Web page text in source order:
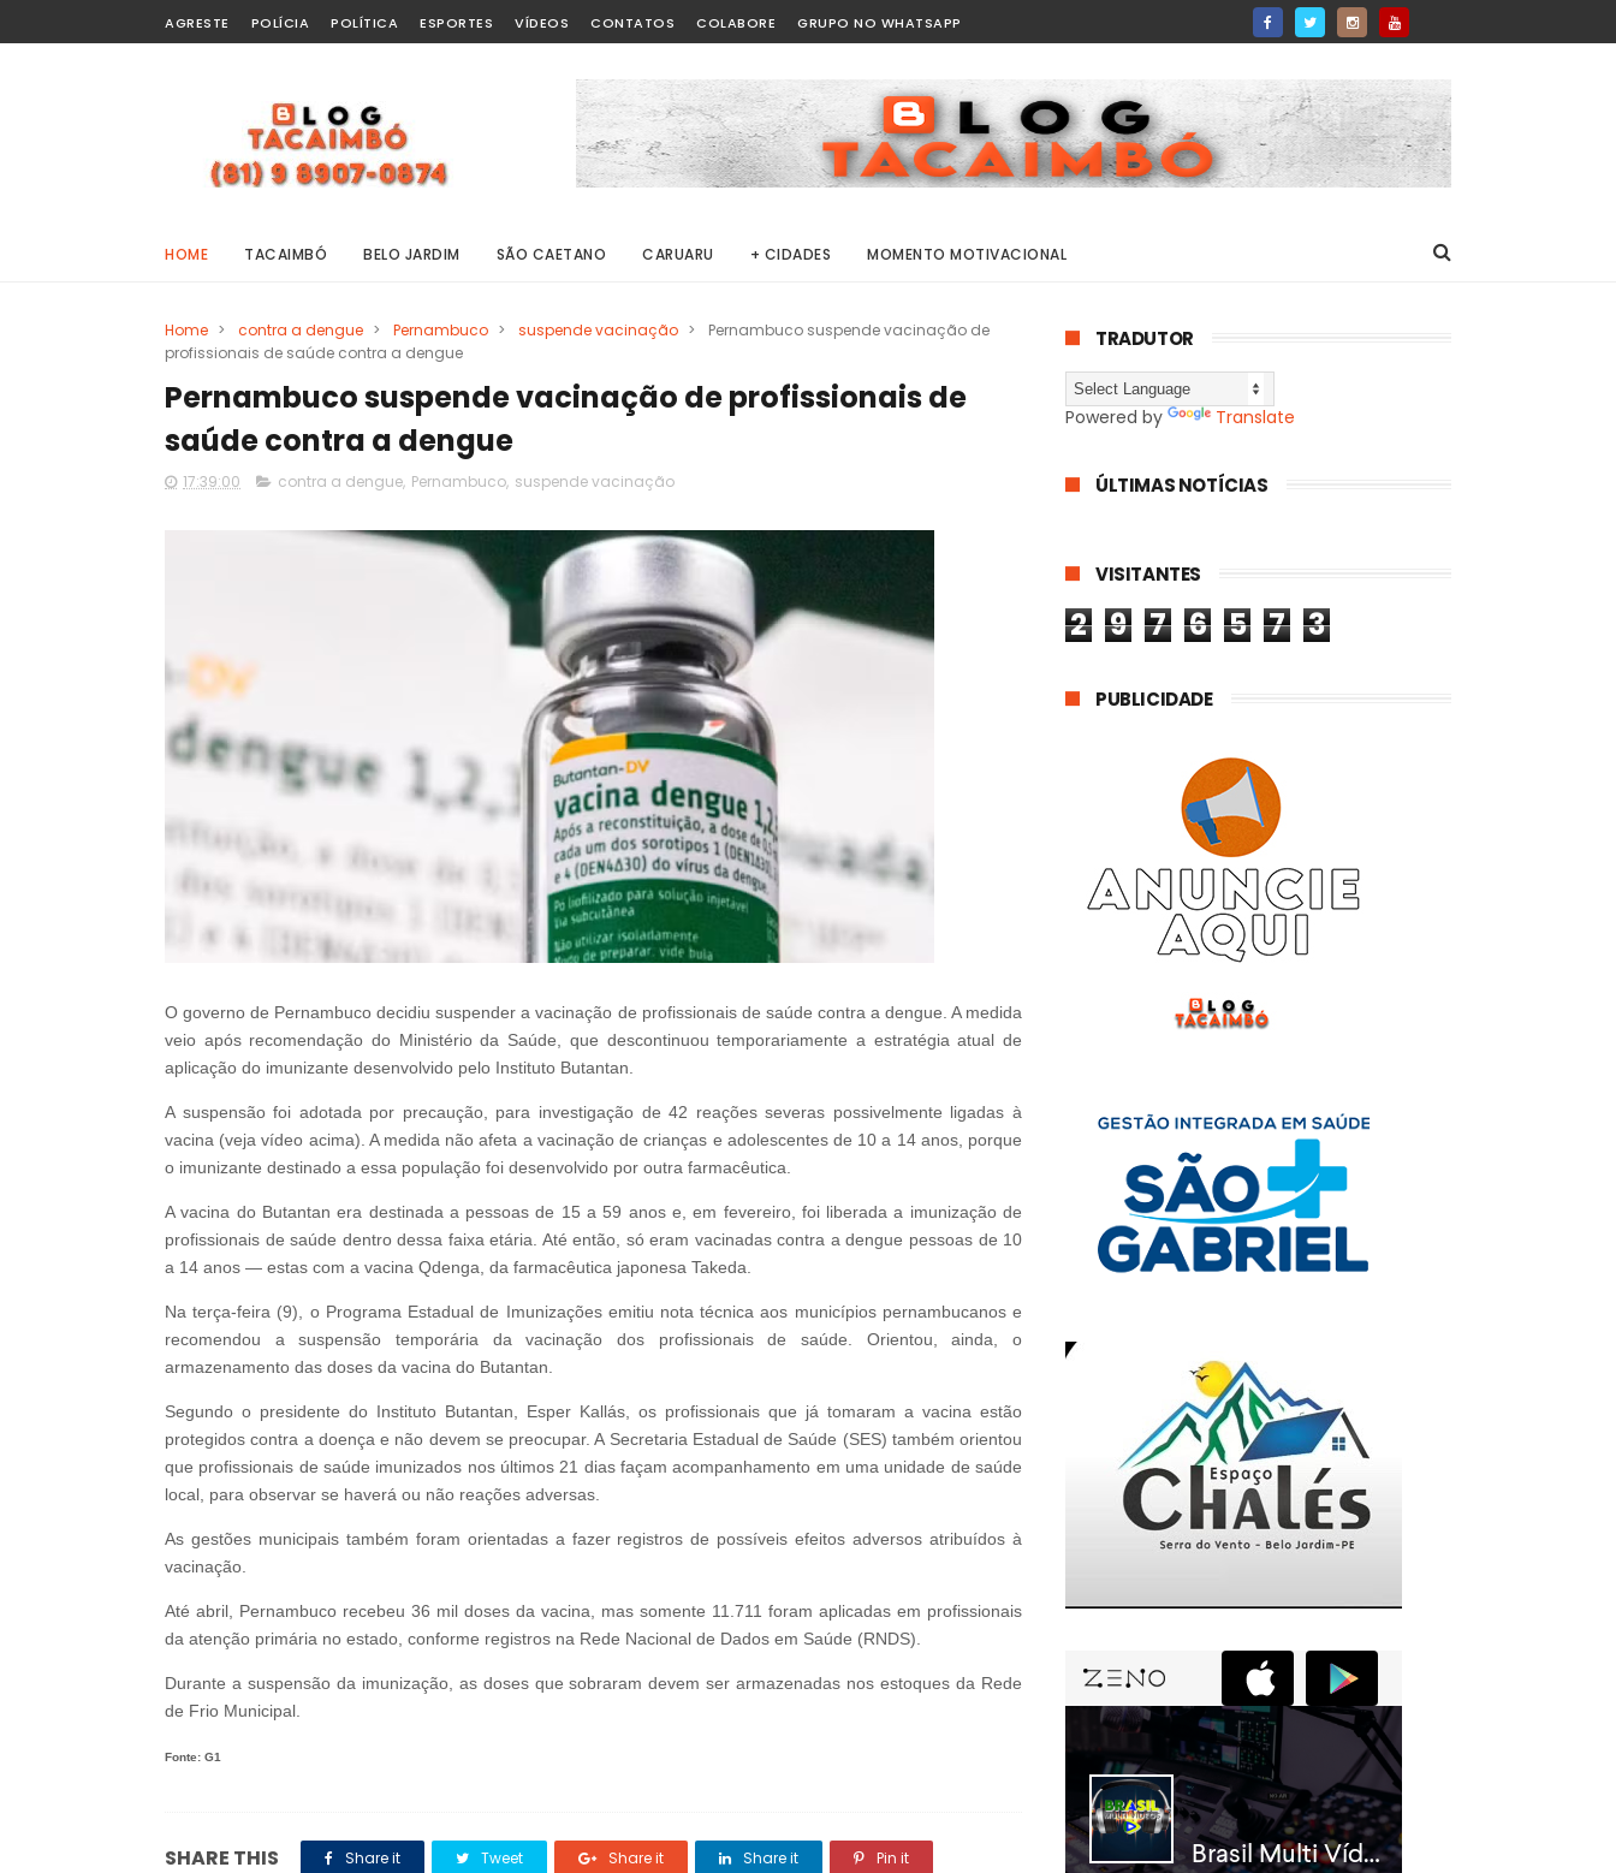
AGRESTE POLÍCIA POLÍTICA ESPORTES VÍDEOS CONTATOS COLABORE GRUPO NO WHATSAPP
HOME TACAIMBÓ BELO JARDIM SÃO CAETANO CARUARU + CIDADES MOMENTO MOTIVACIONAL
Home > contra a dengue > Pernambuco > suspende vacinação >
Pernambuco suspende vacinação de
profissionais de saúde contra a dengue
Pernambuco suspende vacinação de profissionais de
saúde contra a dengue
17:39:00 contra a dengue, Pernambuco, suspende vacinação
O governo de Pernambuco decidiu suspender a vacinação de profissionais de saúde contra a dengue. A medida
veio após recomendação do Ministério da Saúde, que descontinuou temporariamente a estratégia atual de
aplicação do imunizante desenvolvido pelo Instituto Butantan.
A suspensão foi adotada por precaução, para investigação de 42 reações severas possivelmente ligadas à
vacina (veja vídeo acima). A medida não afeta a vacinação de crianças e adolescentes de 10 a 14 anos, porque
o imunizante destinado a essa população foi desenvolvido por outra farmacêutica.
A vacina do Butantan era destinada a pessoas de 15 a 59 anos e, em fevereiro, foi liberada a imunização de
profissionais de saúde dentro dessa faixa etária. Até então, só eram vacinadas contra a dengue pessoas de 10
a 14 anos — estas com a vacina Qdenga, da farmacêutica japonesa Takeda.
Na terça-feira (9), o Programa Estadual de Imunizações emitiu nota técnica aos municípios pernambucanos e
recomendou a suspensão temporária da vacinação dos profissionais de saúde. Orientou, ainda, o
armazenamento das doses da vacina do Butantan.
Segundo o presidente do Instituto Butantan, Esper Kallás, os profissionais que já tomaram a vacina estão
protegidos contra a doença e não devem se preocupar. A Secretaria Estadual de Saúde (SES) também orientou
que profissionais de saúde imunizados nos últimos 21 dias façam acompanhamento em uma unidade de saúde
local, para observar se haverá ou não reações adversas.
As gestões municipais também foram orientadas a fazer registros de possíveis efeitos adversos atribuídos à
vacinação.
Até abril, Pernambuco recebeu 36 mil doses da vacina, mas somente 11.711 foram aplicadas em profissionais
da atenção primária no estado, conforme registros na Rede Nacional de Dados em Saúde (RNDS).
Durante a suspensão da imunização, as doses que sobraram devem ser armazenadas nos estoques da Rede
de Frio Municipal.
Fonte: G1
SHARE THIS Share it Tweet Share it Share it Pin it
TRADUTOR
Powered by Translate
ÚLTIMAS NOTÍCIAS
VISITANTES
2 9 7 6 5 7 3
PUBLICIDADE